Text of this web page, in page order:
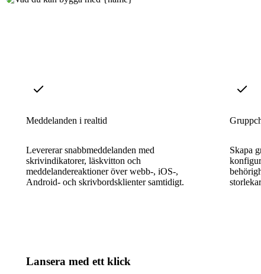
Meddelanden i realtid
Levererar snabbmeddelanden med
skrivindikatorer, läskvitton och
meddelandereaktioner över webb-, iOS-,
Android- och skrivbordsklienter samtidigt.
Skapa
Lansera med ett klick